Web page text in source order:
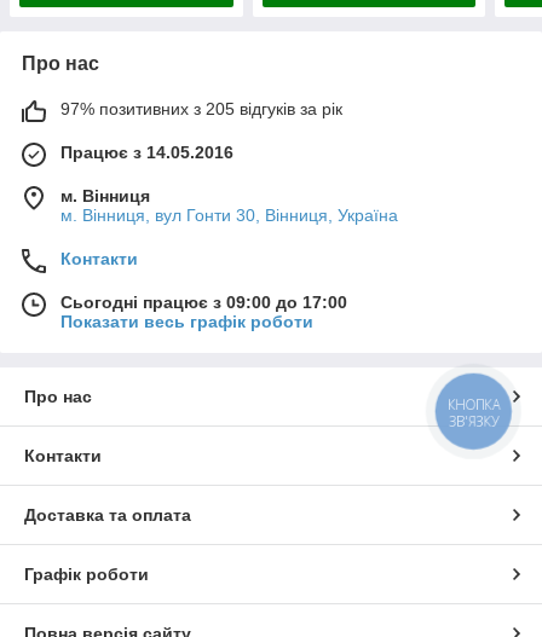
Про нас
97% позитивних з 205 відгуків за рік
Працює з 14.05.2016
м. Вінниця
м. Вінниця, вул Гонти 30, Вінниця, Україна
Контакти
Сьогодні працює з 09:00 до 17:00
Показати весь графік роботи
Про нас
Контакти
Доставка та оплата
Графік роботи
КНОПКА
ЗВ'ЯЗКУ